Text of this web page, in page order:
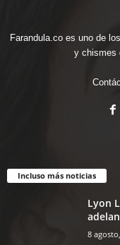
Farandula.co es uno de
y chismes
Incluso más noticias
Lyon
8